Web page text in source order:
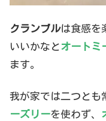
クランブルは食感を
いいかなとオートミ
ます。
我が家では二つとも
ーズリーを使わず、